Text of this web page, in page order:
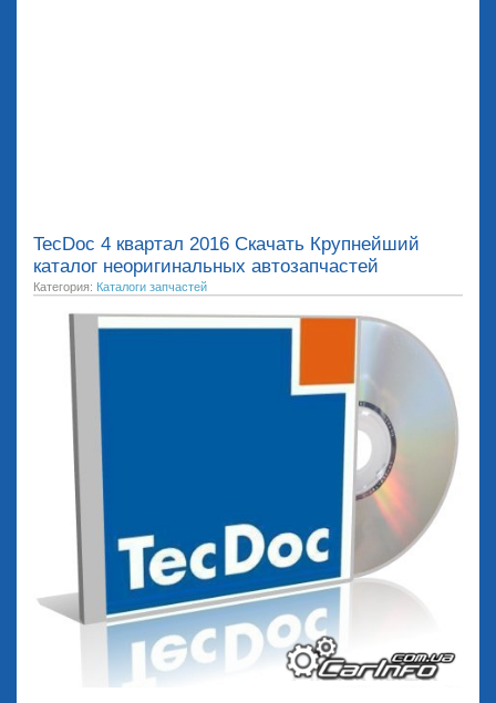
TecDoc 4 квартал 2016 Скачать Крупнейший
каталог неоригинальных автозапчастей
Категория: Каталоги запчастей